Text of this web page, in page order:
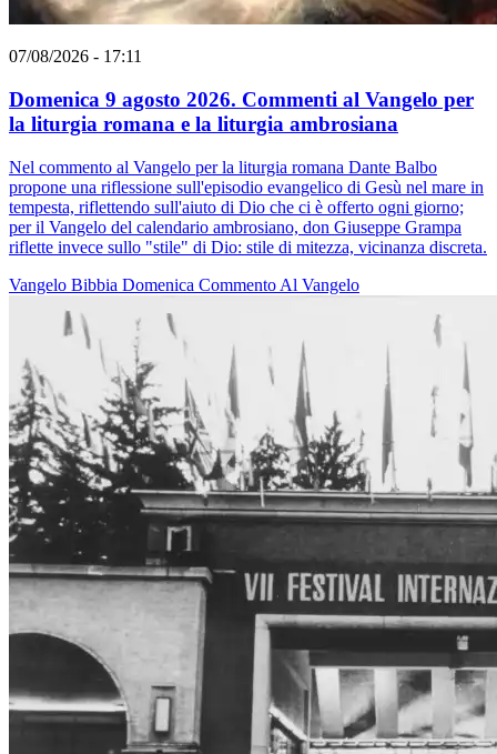
07/08/2026 - 17:11
Domenica 9 agosto 2026. Commenti al Vangelo per
la liturgia romana e la liturgia ambrosiana
Nel commento al Vangelo per la liturgia romana Dante Balbo
propone una riflessione sull'episodio evangelico di Gesù nel mare in
tempesta, riflettendo sull'aiuto di Dio che ci è offerto ogni giorno;
per il Vangelo del calendario ambrosiano, don Giuseppe Grampa
riflette invece sullo "stile" di Dio: stile di mitezza, vicinanza discreta.
Vangelo Bibbia Domenica Commento Al Vangelo